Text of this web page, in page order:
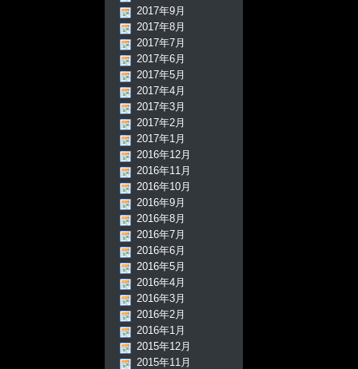
2017年9月
2017年8月
2017年7月
2017年6月
2017年5月
2017年4月
2017年3月
2017年2月
2017年1月
2016年12月
2016年11月
2016年10月
2016年9月
2016年8月
2016年7月
2016年6月
2016年5月
2016年4月
2016年3月
2016年2月
2016年1月
2015年12月
2015年11月